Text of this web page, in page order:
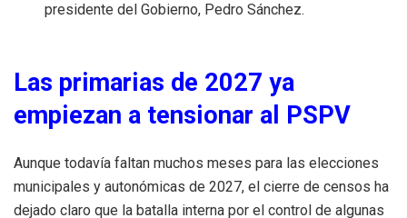
presidente del Gobierno, Pedro Sánchez.
Las primarias de 2027 ya
empiezan a tensionar al PSPV
Aunque todavía faltan muchos meses para las elecciones
municipales y autonómicas de 2027, el cierre de censos ha
dejado claro que la batalla interna por el control de algunas